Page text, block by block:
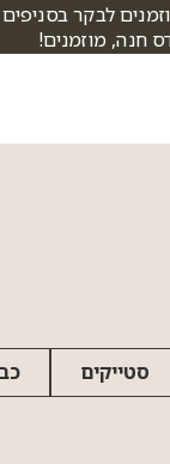
לבקר בסניפים
חנה, מוזמנים!
סטייקים